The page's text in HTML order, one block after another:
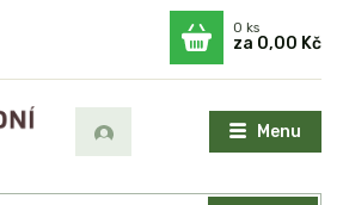
Menu
0ks
za 0,00 Kč